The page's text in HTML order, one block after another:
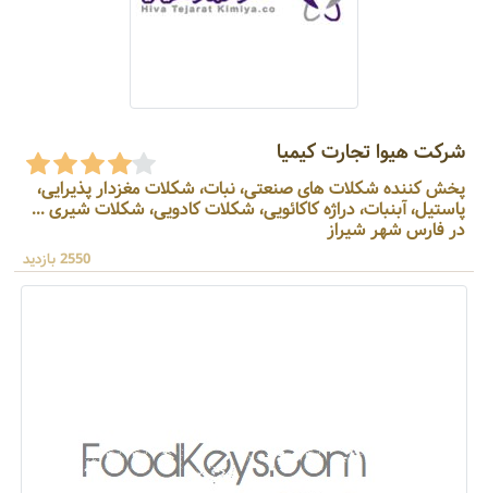
شرکت هیوا تجارت کیمیا
پخش کننده شکلات های صنعتی، نبات، شکلات مغزدار پذیرایی،
پاستیل، آبنبات، دراژه کاکائویی، شکلات کادویی، شکلات شیری ...
در فارس شهر شیراز
2550 بازدید